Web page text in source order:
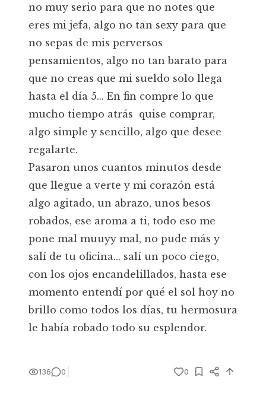
no muy serio para que no notes que
eres mi jefa, algo no tan sexy para que
no sepas de mis perversos
pensamientos, algo no tan barato para
que no creas que mi sueldo solo llega
hasta el día 5... En fin compre lo que
mucho tiempo atrás quise comprar,
algo simple y sencillo, algo que desee
regalarte.
Pasaron unos cuantos minutos desde
que llegue a verte y mi corazón está
algo agitado, un abrazo, unos besos
robados, ese aroma a ti, todo eso me
pone mal muuyy mal, no pude más y
salí de tu oficina... salí un poco ciego,
con los ojos encandelillados, hasta ese
momento entendí por qué el sol hoy no
brillo como todos los días, tu hermosura
le había robado todo su esplendor.
136 0 0